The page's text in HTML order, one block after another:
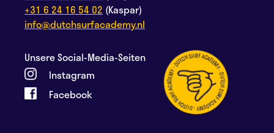
+31 6 24 16 54 02 (Kaspar)
info@dutchsurfacademy.nl
Unsere Social-Media-Seiten
Instagram
Facebook